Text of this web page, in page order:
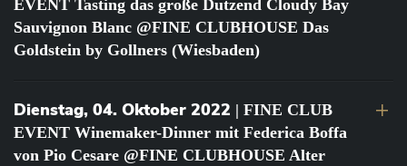
EVENT Tasting das große Dutzend Cloudy Bay
Sauvignon Blanc @FINE CLUBHOUSE Das
Goldstein by Gollners (Wiesbaden)
Dienstag, 04. Oktober 2022 | FINE CLUB
EVENT Winemaker-Dinner mit Federica Boffa
von Pio Cesare @FINE CLUBHOUSE Alter